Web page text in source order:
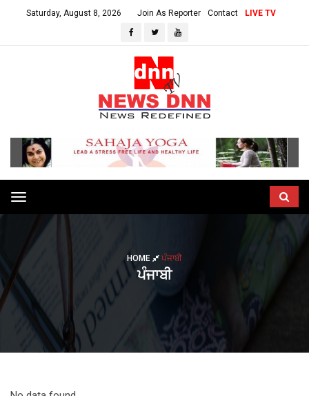
Saturday, August 8, 2026 Join As Reporter Contact LIVE TV
Toggle
navigation
HOME ਪੰਜਾਬੀ
ਪੰਜਾਬੀ